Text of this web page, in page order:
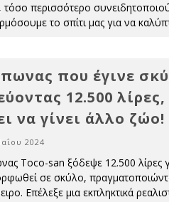
τόσο περισσότερο
το σπίτι μας για να
που έγινε
12.500
να γίνει άλλο ζώο!
2024
Toco-san ξόδεψε 12.500 λίρες
σε σκύλο,
Επέλεξε μια εκπληκτικά